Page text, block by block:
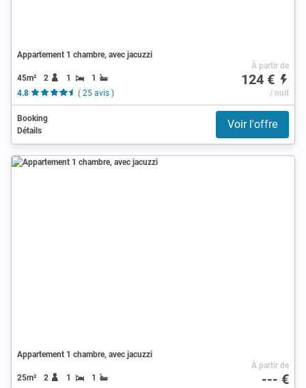
Appartement 1 chambre, avec jacuzzi
45m² 2 1
1
4.8
( 25 avis )
À partir de
124 €
/ nuit
Booking
Détails
Voir l'offre
Appartement 1 chambre, avec jacuzzi
25m² 2 1
1
À partir de
--- €